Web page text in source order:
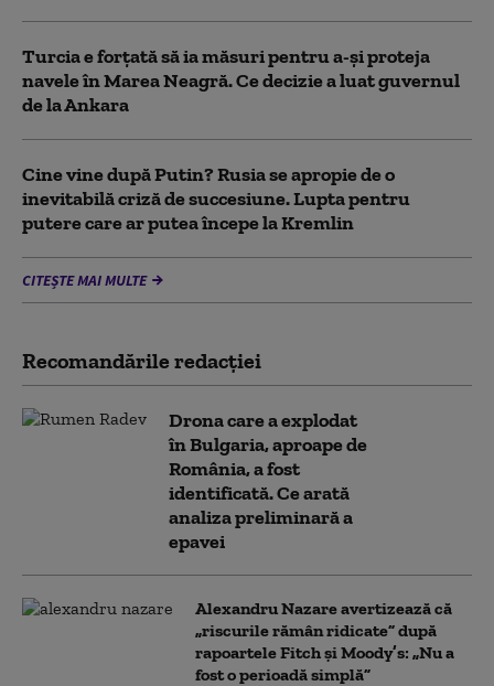
Turcia e forțată să ia măsuri pentru a-și proteja
navele în Marea Neagră. Ce decizie a luat guvernul
de la Ankara
Cine vine după Putin? Rusia se apropie de o
inevitabilă criză de succesiune. Lupta pentru
putere care ar putea începe la Kremlin
CITEȘTE MAI MULTE
Recomandările redacţiei
Drona care a explodat
în Bulgaria, aproape de
România, a fost
identificată. Ce arată
analiza preliminară a
epavei
Alexandru Nazare avertizează că
„riscurile rămân ridicate” după
rapoartele Fitch și Moody’s: „Nu a
fost o perioadă simplă”